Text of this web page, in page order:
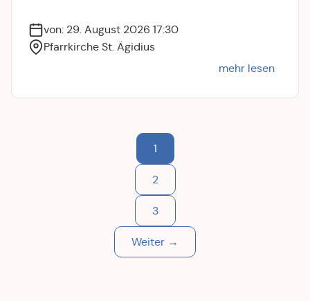
von: 29. August 2026 17:30
Pfarrkirche St. Ägidius
mehr lesen
1
2
3
Weiter →